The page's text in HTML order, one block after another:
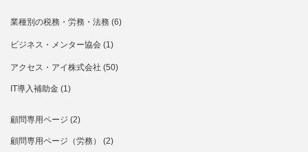
業種別の税務・労務・法務 (6)
ビジネス・メンター協会 (1)
アクセス・アイ株式会社 (50)
IT導入補助金 (1)
顧問専用ページ (2)
顧問専用ページ（労務） (2)